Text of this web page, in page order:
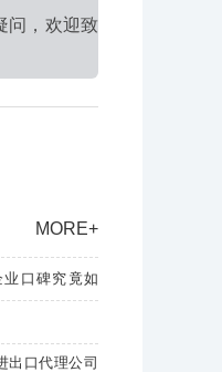
问，欢迎致
MORE+
口碑究竟如
出口代理公司